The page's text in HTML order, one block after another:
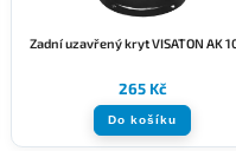
Zadní uzavřený kryt VISATON AK
265 Kč
Do košíku